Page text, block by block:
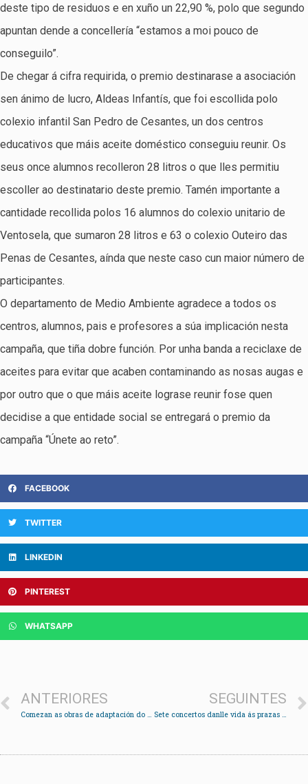
deste tipo de residuos e en xuño un 22,90 %, polo que segundo
apuntan dende a concellería “estamos a moi pouco de
conseguilo”.
De chegar á cifra requirida, o premio destinarase a asociación
sen ánimo de lucro, Aldeas Infantís, que foi escollida polo
colexio infantil San Pedro de Cesantes, un dos centros
educativos que máis aceite doméstico conseguiu reunir. Os
seus once alumnos recolleron 28 litros o que lles permitiu
escoller ao destinatario deste premio. Tamén importante a
cantidade recollida polos 16 alumnos do colexio unitario de
Ventosela, que sumaron 28 litros e 63 o colexio Outeiro das
Penas de Cesantes, aínda que neste caso cun maior número de
participantes.
O departamento de Medio Ambiente agradece a todos os
centros, alumnos, pais e profesores a súa implicación nesta
campaña, que tiña dobre función. Por unha banda a reciclaxe de
aceites para evitar que acaben contaminando as nosas augas e
por outro que o que máis aceite lograse reunir fose quen
decidise a que entidade social se entregará o premio da
campaña “Únete ao reto”.
FACEBOOK
TWITTER
LINKEDIN
PINTEREST
WHATSAPP
ANTERIORES
Comezan as obras de adaptación do CPI Padín Truiteiro aos alumnos de infantil
SEGUINTES
Sete concertos danlle vida ás prazas de Redondela